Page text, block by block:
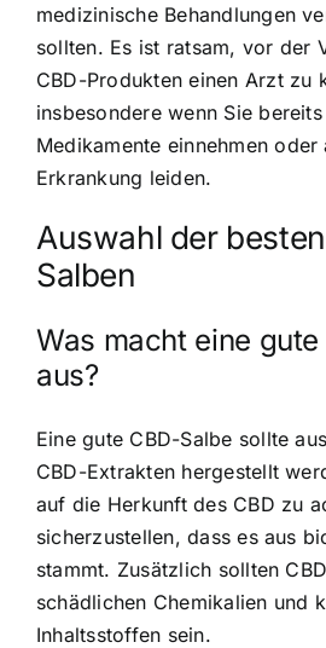
medizinische Behandlungen
sollten. Es ist ratsam, vor der
CBD-Produkten einen Arzt zu
insbesondere wenn Sie
Medikamente einnehmen
Erkrankung leiden.
Auswahl der
Salben
Was macht eine
aus?
Eine gute CBD-Salbe sollte
CBD-Extrakten hergestellt
auf die Herkunft des CBD zu
sicherzustellen, dass es aus
stammt. Zusätzlich sollten
schädlichen Chemikalien und
Inhaltsstoffen sein.